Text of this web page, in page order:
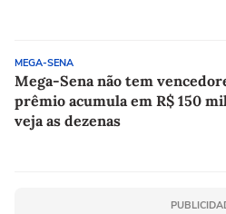
MEGA-SENA
Mega-Sena não tem
prêmio acumula em R$ 150
veja as dezenas